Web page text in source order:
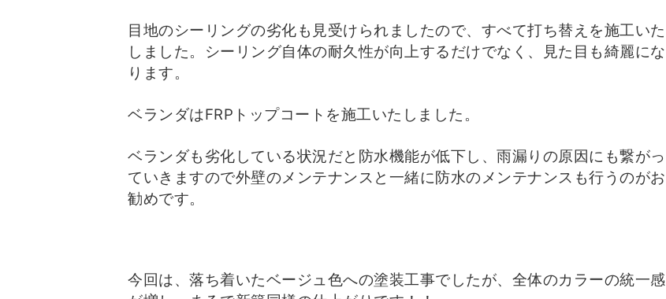
目地のシーリングの劣化も見受けられましたので、すべて打ち替えを施工いた
しました。
シーリング自体の耐久性が向上するだけでなく、見た目も綺麗にな
ります。
ベランダはFRPトップコートを施工いたしました。
ベランダも劣化している状況だと防水機能が低下し、雨漏りの原因にも繋がっ
ていきますので外壁のメンテナンスと一緒に防水のメンテナンスも行うのがお
勧めです。
今回は、落ち着いたベージュ色への塗装工事でしたが、全体のカラーの統一感